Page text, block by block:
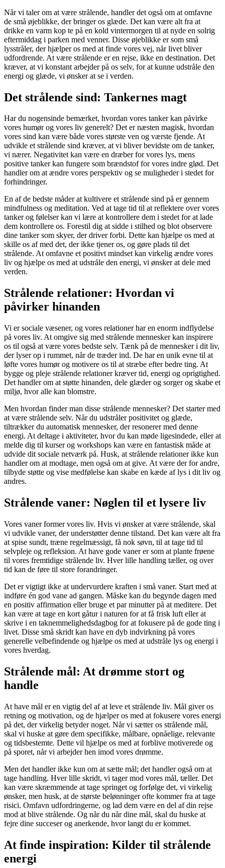
Når vi taler om at være strålende, handler det også om at omfavne
de små øjeblikke, der bringer os glæde. Det kan være alt fra at
drikke en varm kop te på en kold vintermorgen til at nyde en solrig
eftermiddag i parken med venner. Disse øjeblikke er som små
lysstråler, der hjælper os med at finde vores vej, når livet bliver
udfordrende. At være strålende er en rejse, ikke en destination. Det
kræver, at vi konstant arbejder på os selv, for at kunne udstråle den
energi og glæde, vi ønsker at se i verden.
Det strålende sind: Tankernes magt
Har du nogensinde bemærket, hvordan vores tanker kan påvirke
vores humør og vores liv generelt? Det er næsten magisk, hvordan
vores sind kan være både vores største ven og værste fjende. At
udvikle et strålende sind kræver, at vi bliver bevidste om de tanker,
vi nærer. Negativitet kan være en dræber for vores lys, mens
positive tanker kan fungere som brændstof for vores indre glød. Det
handler om at ændre vores perspektiv og se muligheder i stedet for
forhindringer.
En af de bedste måder at kultivere et strålende sind på er gennem
mindfulness og meditation. Ved at tage tid til at reflektere over vores
tanker og følelser kan vi lære at kontrollere dem i stedet for at lade
dem kontrollere os. Forestil dig at sidde i stilhed og blot observere
dine tanker som skyer, der driver forbi. Dette kan hjælpe os med at
skille os af med det, der ikke tjener os, og gøre plads til det
strålende. At omfavne et positivt mindset kan virkelig ændre vores
liv og hjælpe os med at udstråle den energi, vi ønsker at dele med
verden.
Strålende relationer: Hvordan vi
påvirker hinanden
Vi er sociale væsener, og vores relationer har en enorm indflydelse
på vores liv. At omgive sig med strålende mennesker kan inspirere
os til også at være vores bedste selv. Tænk på de mennesker i dit liv,
der lyser op i rummet, når de træder ind. De har en unik evne til at
løfte vores humør og motivere os til at stræbe efter bedre ting. At
bygge og pleje strålende relationer kræver tid, energi og oprigtighed.
Det handler om at støtte hinanden, dele glæder og sorger og skabe et
miljø, hvor alle kan blomstre.
Men hvordan finder man disse strålende mennesker? Det starter med
at være strålende selv. Når du udstråler positivitet og glæde,
tiltrækker du automatisk mennesker, der resonerer med denne
energi. At deltage i aktiviteter, hvor du kan møde ligesindede, eller at
melde dig til kurser og workshops kan være en fantastisk måde at
udvide dit sociale netværk på. Husk, at strålende relationer ikke kun
handler om at modtage, men også om at give. At være der for andre,
tilbyde støtte og vise medfølelse kan skabe en kæde af lys i dit liv og
andres.
Strålende vaner: Nøglen til et lysere liv
Vores vaner former vores liv. Hvis vi ønsker at være strålende, skal
vi udvikle vaner, der understøtter denne tilstand. Det kan være alt fra
at spise sundt, træne regelmæssigt, få nok søvn, til at tage tid til
selvpleje og refleksion. At have gode vaner er som at plante frøene
til vores fremtidige strålende liv. Hver lille handling tæller, og over
tid kan de føre til store forandringer.
Det er vigtigt ikke at undervurdere kraften i små vaner. Start med at
indføre én god vane ad gangen. Måske kan du begynde dagen med
en positiv affirmation eller bruge et par minutter på at meditere. Det
kan være at tage en kort gåtur i naturen for at få frisk luft eller at
skrive i en taknemmelighedsdagbog for at fokusere på de gode ting i
livet. Disse små skridt kan have en dyb indvirkning på vores
generelle velbefindende og hjælpe os med at udstråle lys og energi i
vores hverdag.
Strålende mål: At drømme stort og
handle
At have mål er en vigtig del af at leve et strålende liv. Mål giver os
retning og motivation, og de hjælper os med at fokusere vores energi
på det, der virkelig betyder noget. Når vi sætter os strålende mål,
skal vi huske at gøre dem specifikke, målbare, opnåelige, relevante
og tidsbestemte. Dette vil hjælpe os med at forblive motiverede og
på sporet, når vi arbejder hen imod vores drømme.
Men det handler ikke kun om at sætte mål; det handler også om at
tage handling. Hver lille skridt, vi tager mod vores mål, tæller. Det
kan være skræmmende at tage springet og forfølge det, vi virkelig
ønsker, men husk, at de største belønninger ofte kommer fra at tage
risici. Omfavn udfordringerne, og lad dem være en del af din rejse
mod at blive strålende. Og når du når dine mål, skal du huske at
fejre dine succeser og anerkende, hvor langt du er kommet.
At finde inspiration: Kilder til strålende
energi